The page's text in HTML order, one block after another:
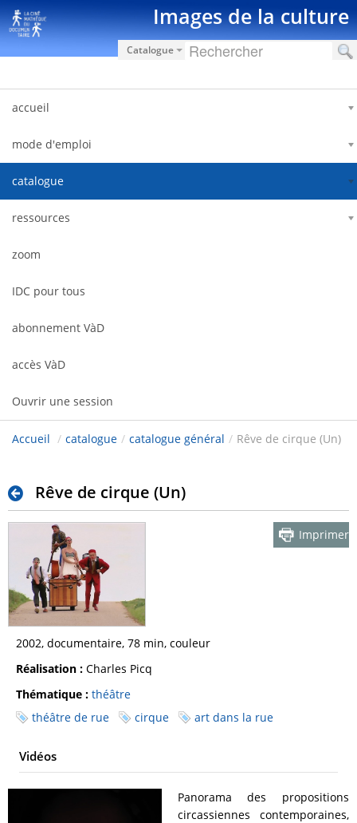
Saut au contenu Images de la culture
Catalogue
accueil
mode d'emploi
catalogue
ressources
zoom
IDC pour tous
abonnement VàD
accès VàD
Ouvrir une session
Accueil / catalogue / catalogue général / Rêve de cirque (Un)
Rêve de cirque (Un)
Imprimer
2002, documentaire, 78 min, couleur
Réalisation : Charles Picq
Thématique : théâtre
théâtre de rue
cirque art dans la rue
Vidéos
Panorama des propositions
circassiennes contemporaines,